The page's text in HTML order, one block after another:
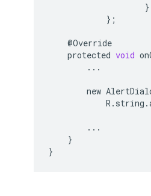
}
};
@Override
protected void
...
new
R . string .
...
}
}